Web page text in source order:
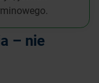
– nie